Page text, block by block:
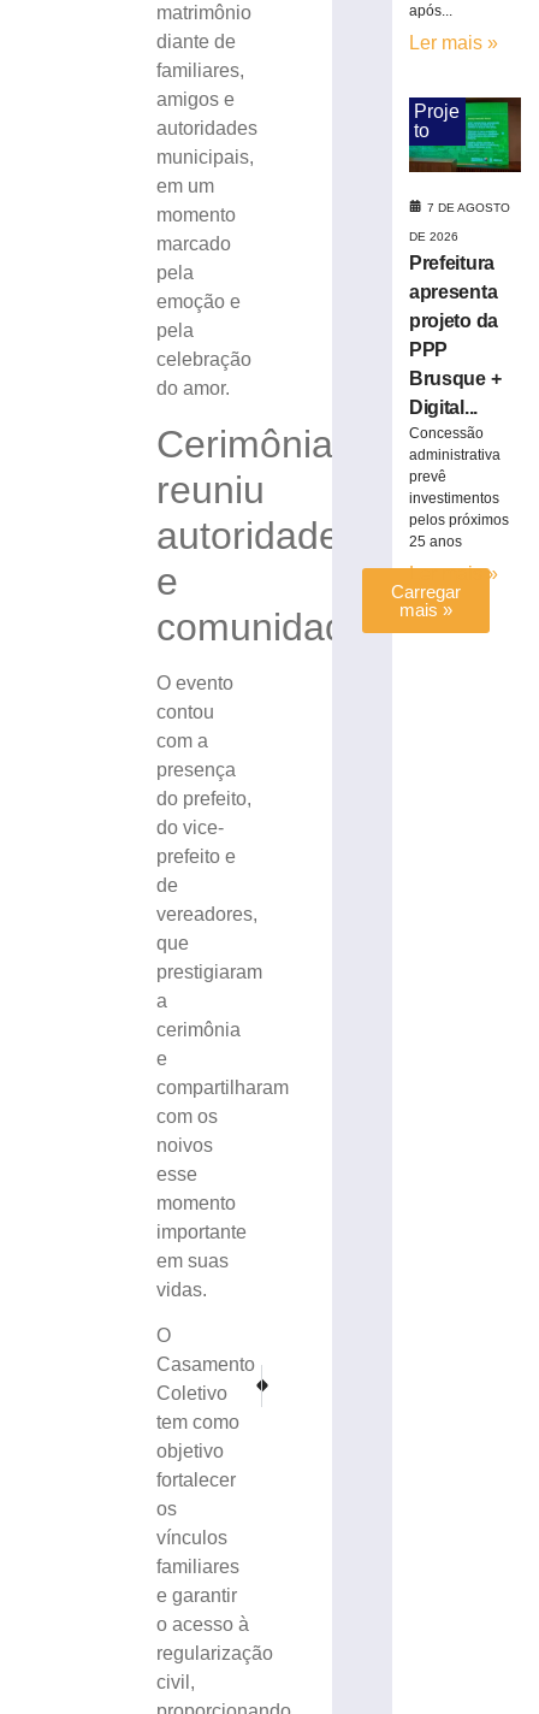
matrimônio
diante de
familiares,
amigos e
autoridades
municipais,
em um
momento
marcado
pela
emoção e
pela
celebração
do amor.
Cerimônia
reuniu
autoridades
e
comunidade
O evento
contou
com a
presença
do prefeito,
do vice-
prefeito e
de
vereadores,
que
prestigiaram
a
cerimônia
e
compartilharam
com os
noivos
esse
momento
importante
em suas
vidas.
O
Casamento
Coletivo
tem como
objetivo
fortalecer
os
vínculos
familiares
e garantir
o acesso à
regularização
civil,
PRÓXIMO
Praça
trânsito
interdição
Centro
Brusque
Carregar
mais »
após...
Ler mais »
Proje
to
7 DE AGOSTO
DE 2026
Prefeitura
apresenta
projeto da
PPP
Brusque +
Digital...
Concessão
administrativa
prevê
investimentos
pelos próximos
25 anos
Ler mais »